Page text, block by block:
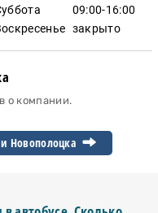
09:00-16:00
закрыто
о компании.
Новополоцка